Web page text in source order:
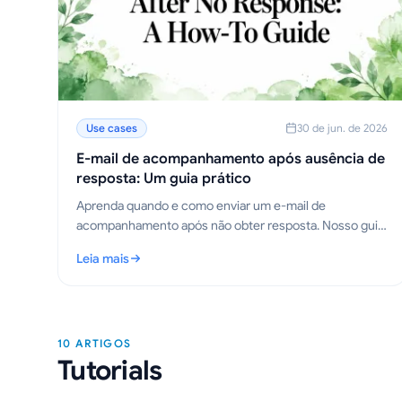
Use cases 30 de jun. de 2026
E-mail de acompanhamento após ausência de
resposta: Um guia prático
Aprenda quando e como enviar um e-mail de
acompanhamento após não obter resposta. Nosso guia
dicas para obter respostas.
Leia mais
: E-mail de acompanhamento após ausência de
10 ARTIGOS
Tutorials